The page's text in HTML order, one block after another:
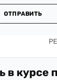
ОТПРАВИТЬ
в курсе